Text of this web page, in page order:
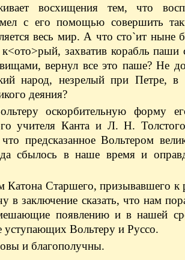
восхищения тем, что
с его помощью совершить
весь мир. А что сто`ит ныне
захватив корабль паши
вернул все это паше? Не
народ, незрелый при Петре, в
деяния?
оскорбительную форму
учителя Канта и Л. Н.
что предсказанное Вольтером
сбылось в наше время и
Катона Старшего, призывавшего
в заключение сказать, что нам
появлению и в нашей
уступающих Вольтеру и Руссо.
и благополучны.